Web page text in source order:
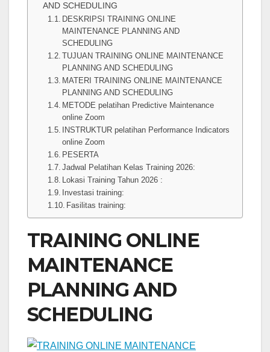
AND SCHEDULING
DESKRIPSI TRAINING ONLINE
MAINTENANCE PLANNING AND
SCHEDULING
TUJUAN TRAINING ONLINE MAINTENANCE
PLANNING AND SCHEDULING
MATERI TRAINING ONLINE MAINTENANCE
PLANNING AND SCHEDULING
METODE pelatihan Predictive Maintenance
online Zoom
INSTRUKTUR pelatihan Performance Indicators
online Zoom
PESERTA
Jadwal Pelatihan Kelas Training 2026:
Lokasi Training Tahun 2026 :
Investasi training:
Fasilitas training:
TRAINING ONLINE
MAINTENANCE
PLANNING AND
SCHEDULING